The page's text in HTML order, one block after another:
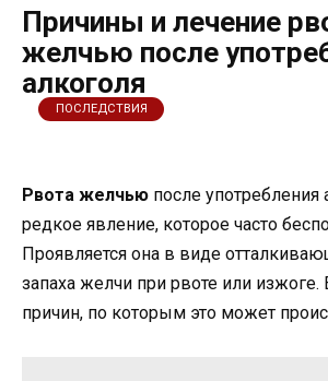
Причины и лечение
желчью после
алкоголя
ПОСЛЕДСТВИЯ
Рвота желчью после употребления
редкое явление, которое часто
Проявляется она в виде
запаха желчи при рвоте или изжоге.
причин, по которым это может